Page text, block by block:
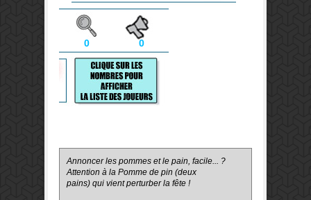
0 0
Annoncer les pommes et le pain, facile... ?
Attention à la Pomme de pin (deux
pains) qui vient perturber la fête !